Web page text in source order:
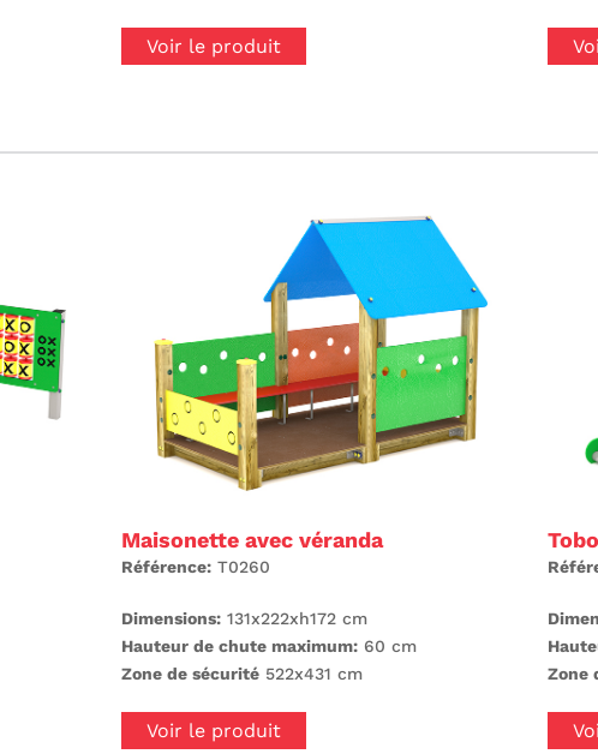
Voir le produit
Maisonette avec véranda
Référence: T0260
Dimensions: 131x222xh172 cm
Hauteur de chute maximum: 60 cm
Zone de sécurité 522x431 cm
Voir le produit
Zone